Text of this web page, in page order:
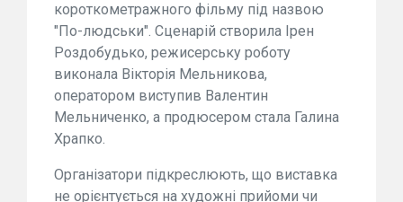
короткометражного фільму під назвою
"По-людськи". Сценарій створила Ірен
Роздобудько, режисерську роботу
виконала Вікторія Мельникова,
оператором виступив Валентин
Мельниченко, а продюсером стала Галина
Храпко.
Організатори підкреслюють, що виставка
не орієнтується на художні прийоми чи